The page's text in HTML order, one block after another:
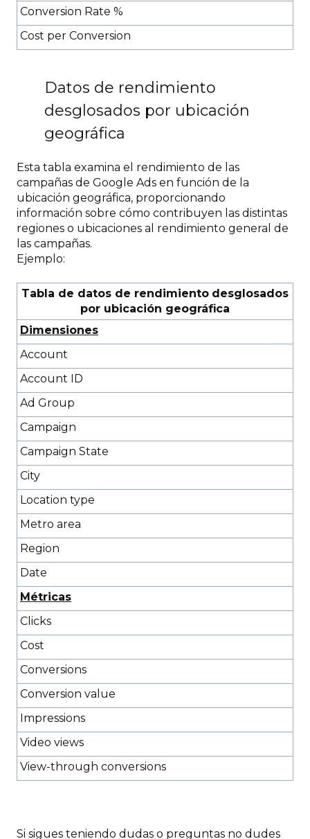
Conversion Rate %
Cost per Conversion
Datos de rendimiento
desglosados por ubicación
geográfica
Esta tabla examina el rendimiento de las
campañas de Google Ads en función de la
ubicación geográfica, proporcionando
información sobre cómo contribuyen las distintas
regiones o ubicaciones al rendimiento general de
las campañas.
Ejemplo:
Tabla de datos de rendimiento desglosados
por ubicación geográfica
Dimensiones
Account
Account ID
Ad Group
Campaign
Campaign State
City
Location type
Metro area
Region
Date
Métricas
Clicks
Cost
Conversions
Conversion value
Impressions
Video views
View-through conversions
Si sigues teniendo dudas o preguntas no dudes